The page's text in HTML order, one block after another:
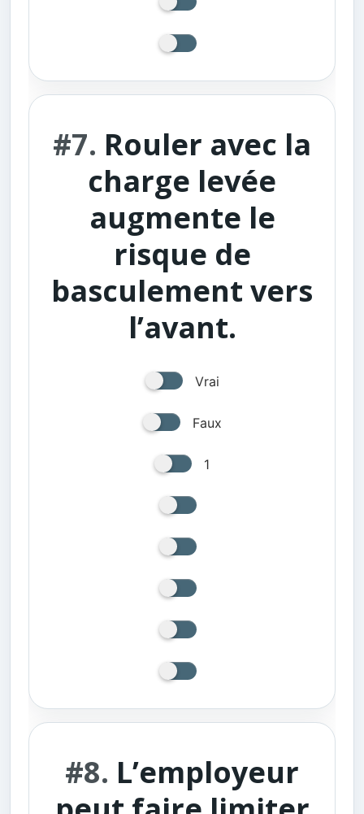
#7. Rouler avec la
charge levée
augmente le
risque de
basculement vers
l’avant.
Vrai
Faux
1
#8. L’employeur